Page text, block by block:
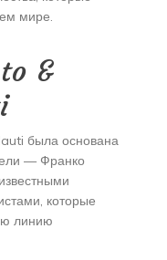
мире.
&
была основана
— Франко
которые
линию